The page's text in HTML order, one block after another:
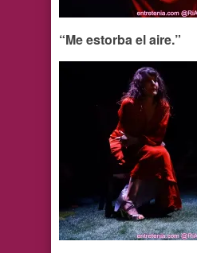
“Me estorba el aire.”